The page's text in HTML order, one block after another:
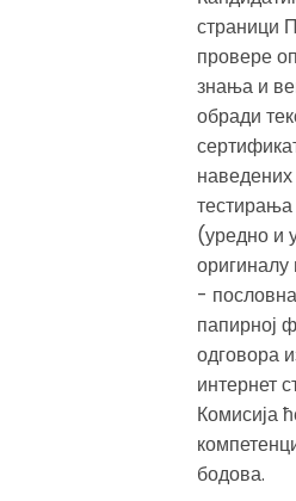
страници
провере
знања и
обради
тестирања
(уредно и
оригиналу
-
папирној
одговора
интернет
Комисија
бодова.